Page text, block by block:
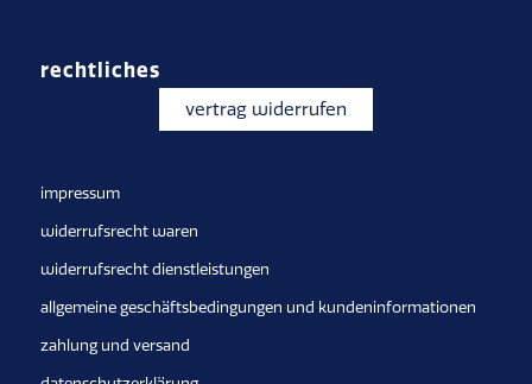
rechtliches
vertrag widerrufen
impressum
widerrufsrecht waren
widerrufsrecht dienstleistungen
allgemeine geschäftsbedingungen und kundeninformationen
zahlung und versand